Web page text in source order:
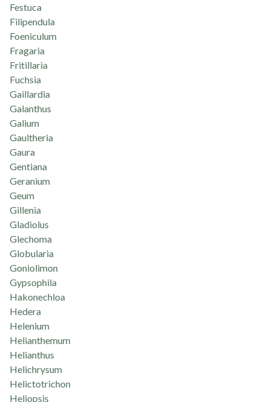
Festuca
Filipendula
Foeniculum
Fragaria
Fritillaria
Fuchsia
Gaillardia
Galanthus
Galium
Gaultheria
Gaura
Gentiana
Geranium
Geum
Gillenia
Gladiolus
Glechoma
Globularia
Goniolimon
Gypsophila
Hakonechloa
Hedera
Helenium
Helianthemum
Helianthus
Helichrysum
Helictotrichon
Heliopsis